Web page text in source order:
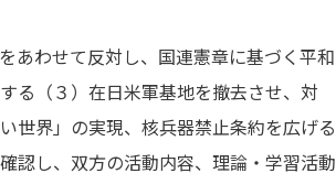
あわせて反対し、国連憲章に基づく平和
る（３）在日米軍基地を撤去させ、対
世界」の実現、核兵器禁止条約を広げる
認し、双方の活動内容、理論・学習活動